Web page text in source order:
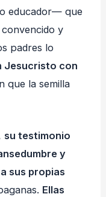
educador— que
y
padres lo
Jesucristo con
que la semilla
su testimonio
y
sus propias
Ellas